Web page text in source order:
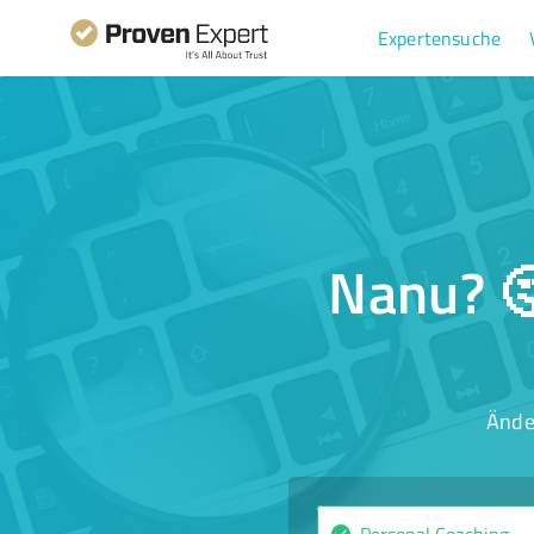
Expertensuche
Nanu?